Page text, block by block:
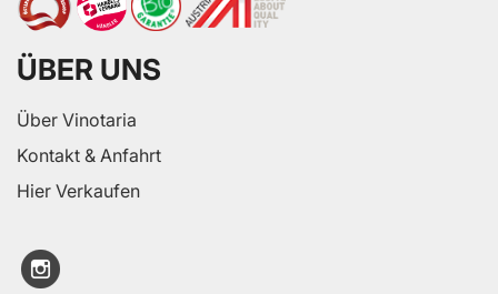
ÜBER UNS
Über Vinotaria
Kontakt & Anfahrt
Hier Verkaufen